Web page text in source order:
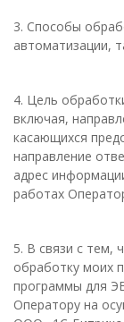
3. Способы
автоматизации,
4. Цель
включая,
касающихся
направление
адрес
работах
5. В связи с тем,
обработку моих
программы для
Оператору на